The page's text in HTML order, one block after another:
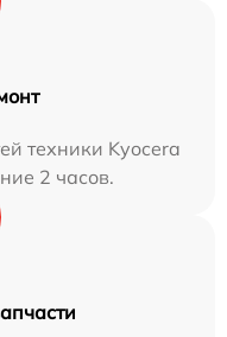
техники Kyocera
2 часов.